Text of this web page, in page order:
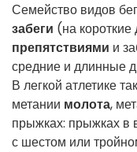
Семейство видов
забеги (на
препятствиями и
средние и длинные
В легкой атлетике
метании молота,
прыжках: прыжках в
с шестом или